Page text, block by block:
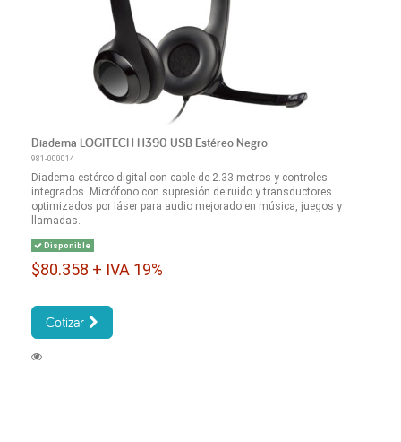
Diadema LOGITECH H390 USB Estéreo Negro
981-000014
Diadema estéreo digital con cable de 2.33 metros y controles
integrados. Micrófono con supresión de ruido y transductores
optimizados por láser para audio mejorado en música, juegos y
llamadas.
Disponible
$80.358 + IVA 19%
Cotizar